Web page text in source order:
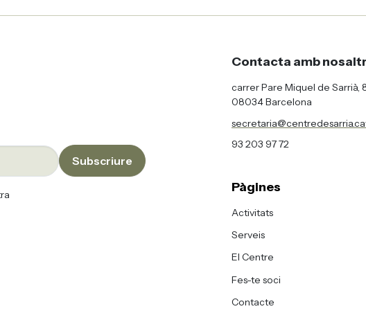
Subscriure
Contacta amb
carrer Pare Miquel de Sarrià,
08034 Barcelona
93 203 97 72
Pàgines
Activitats
Serveis
El Centre
Fes-te soci
Contacte